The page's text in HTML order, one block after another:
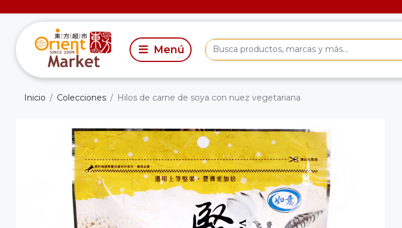
Inicio Colecciones Hilos de carne de soya con nuez vegetariana